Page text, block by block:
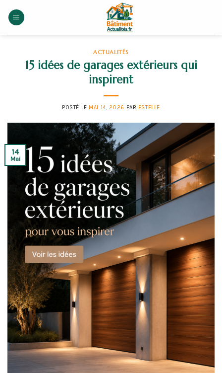
ACTUALITÉS
15 idées de garages extérieurs qui
inspirent
POSTÉ LE MAI 14, 2026 PAR ESTELLE
14
Mai